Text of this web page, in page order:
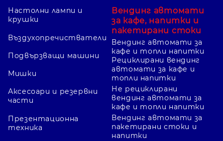
клипбордът е по-подходящият тип.
За основно съхранение и пренасяне
разгледайте папките с копче.
Проверете формата
Не приемайте автоматично A4 само
по снимката. Сверете размера на
продукта с документите и
допълнителните джобове, които
Настолни лампи и
крушки
Въздухопречистватели
Подвързващи машини
Мишки
Аксесоари и резервни
части
Презентационна
техника
Вендинг автомати
за кафе, напитки и
пакетирани стоки
Вендинг автомати за
кафе и топли напитки
Рециклирани вендинг
автомати за кафе и
топли напитки
Не рециклирани
вендинг автомати за
кафе и топли напитки
Вендинг автомати за
пакетирани стоки и
напитки